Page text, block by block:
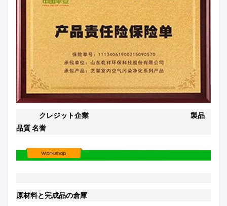
クレジット企業
製品
品質 名誉
原材料と完成品の倉庫